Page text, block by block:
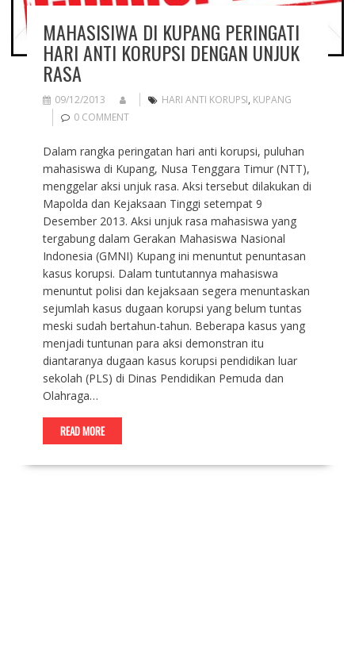
MAHASISIWA DI KUPANG PERINGATI
HARI ANTI KORUPSI DENGAN UNJUK
RASA
09/12/2013 HARI ANTI KORUPSI, KUPANG
0 COMMENT
Dalam rangka peringatan hari anti korupsi, puluhan
mahasiswa di Kupang, Nusa Tenggara Timur (NTT),
menggelar aksi unjuk rasa. Aksi tersebut dilakukan di
Mapolda dan Kejaksaan Tinggi setempat 9
Desember 2013. Aksi unjuk rasa mahasiswa yang
tergabung dalam Gerakan Mahasiswa Nasional
Indonesia (GMNI) Kupang ini menuntut penuntasan
kasus korupsi. Dalam tuntutannya mahasiswa
menuntut polisi dan kejaksaan segera menuntaskan
sejumlah kasus dugaan korupsi yang belum tuntas
meski sudah bertahun-tahun. Beberapa kasus yang
menjadi tuntunan para aksi demonstran itu
diantaranya dugaan kasus korupsi pendidikan luar
sekolah (PLS) di Dinas Pendidikan Pemuda dan
Olahraga…
READ MORE